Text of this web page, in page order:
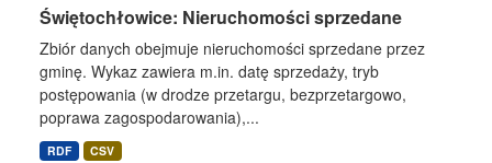
Świętochłowice: Nieruchomości sprzedane
Zbiór danych obejmuje nieruchomości sprzedane przez
gminę. Wykaz zawiera m.in. datę sprzedaży, tryb
postępowania (w drodze przetargu, bezprzetargowo,
poprawa zagospodarowania),...
RDF CSV